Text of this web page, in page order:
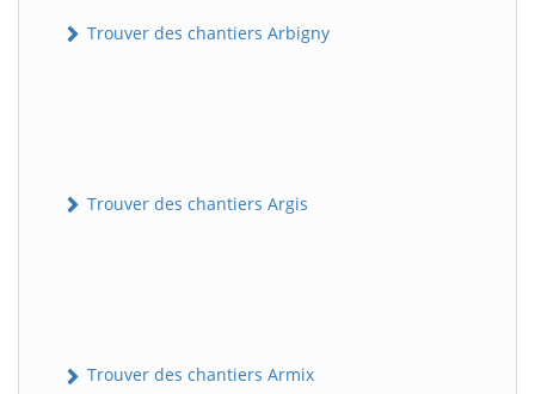
Trouver des chantiers Arbigny
Trouver des chantiers Argis
Trouver des chantiers Armix